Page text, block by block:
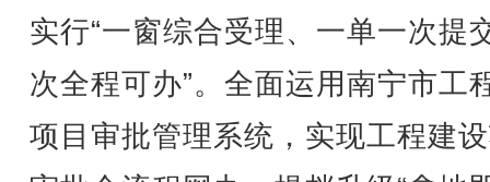
实行“一窗综合受理、一单一次提
次全程可办”。全面运用南宁市工
项目审批管理系统，实现工程建